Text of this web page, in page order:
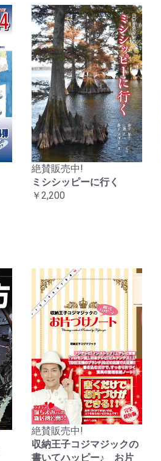
絶賛販売中!
ミシシッピーに行く
￥2,200
絶賛販売中!
収納王子コジマジックの
書いてハッピー♪ お片